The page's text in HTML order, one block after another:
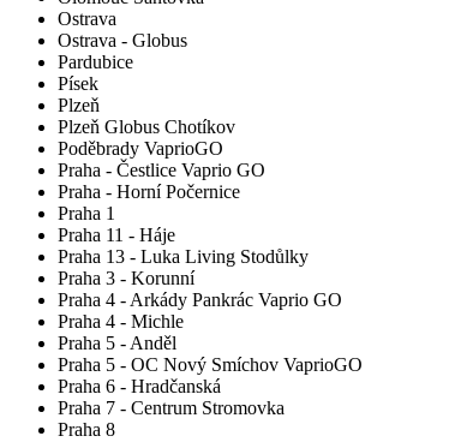
Ostrava
Ostrava - Globus
Pardubice
Písek
Plzeň
Plzeň Globus Chotíkov
Poděbrady VaprioGO
Praha - Čestlice Vaprio GO
Praha - Horní Počernice
Praha 1
Praha 11 - Háje
Praha 13 - Luka Living Stodůlky
Praha 3 - Korunní
Praha 4 - Arkády Pankrác Vaprio GO
Praha 4 - Michle
Praha 5 - Anděl
Praha 5 - OC Nový Smíchov VaprioGO
Praha 6 - Hradčanská
Praha 7 - Centrum Stromovka
Praha 8